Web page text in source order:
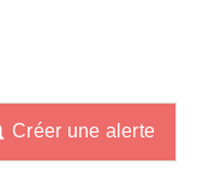
Créer une alerte